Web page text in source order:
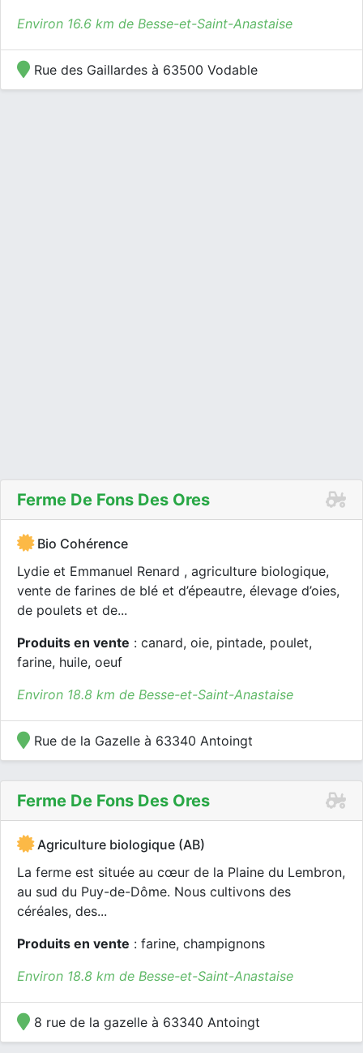
Environ 16.6 km de Besse-et-Saint-Anastaise
Rue des Gaillardes à 63500 Vodable
Ferme De Fons Des Ores
Bio Cohérence
Lydie et Emmanuel Renard , agriculture biologique,
vente de farines de blé et d’épeautre, élevage d’oies,
de poulets et de...
Produits en vente : canard, oie, pintade, poulet,
farine, huile, oeuf
Environ 18.8 km de Besse-et-Saint-Anastaise
Rue de la Gazelle à 63340 Antoingt
Ferme De Fons Des Ores
Agriculture biologique (AB)
La ferme est située au cœur de la Plaine du Lembron,
au sud du Puy-de-Dôme. Nous cultivons des
céréales, des...
Produits en vente : farine, champignons
Environ 18.8 km de Besse-et-Saint-Anastaise
8 rue de la gazelle à 63340 Antoingt